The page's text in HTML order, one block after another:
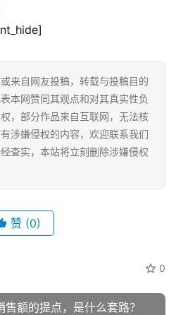
来自网友投稿，转载与投稿目的
本网赞同其观点和对其真实性负
，部分作品来自互联网，无法核
涉嫌侵权的内容，欢迎联系我们
查实，本站将立刻删除涉嫌侵权
赞 (0)
0
额的提点，是什么套路？